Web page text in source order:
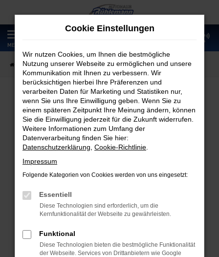
Zum
Hauptinhalt
springen
MENÜ
Startseite Fahrzeugangebote Fahrzeugmarkt
Fahrzeugmarkt
Fehler: Network Error
Beim Laden ist ein Fehler aufgetreten.
Hier sind ein paar Tipps, die dir helfen können:
Überprüfe deine Firewall und deine
Laden andere Webseiten, zum Beispiel
deine Suchmaschine?
Cookie Einstellungen
Wir nutzen Cookies, um Ihnen die bestmögliche
Nutzung unserer Webseite zu ermöglichen und unsere
Kommunikation mit Ihnen zu verbessern. Wir
berücksichtigen hierbei Ihre Präferenzen und
verarbeiten Daten für Marketing und Statistiken nur,
wenn Sie uns Ihre Einwilligung geben. Wenn Sie zu
einem späteren Zeitpunkt Ihre Meinung ändern, können
Sie die Einwilligung jederzeit für die Zukunft widerrufen.
Weitere Informationen zum Umfang der
Datenverarbeitung finden Sie hier:
Datenschutzerklärung Cookie-Richtlinie
Impressum
Folgende Kategorien von Cookies werden von uns eingesetzt:
Essentiell
Diese Technologien sind erforderlich, um die
Kernfunktionalität der Webseite zu gewährleisten.
Funktional
Diese Technologien bieten die bestmögliche Funktionalität
der Webseite. Services von Drittanbietern wie Google